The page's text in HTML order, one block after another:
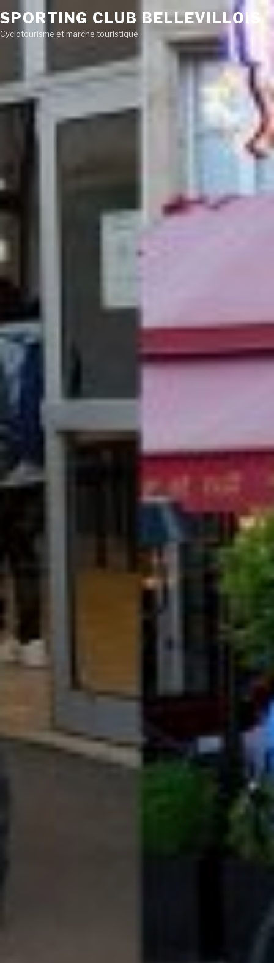
SPORTING CLUB BELLEVILLOIS
Cyclotourisme et marche touristique